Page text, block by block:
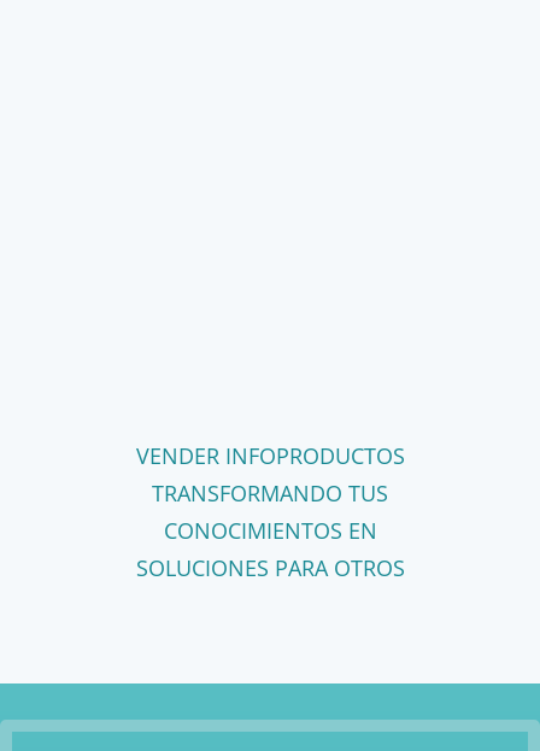
VENDER INFOPRODUCTOS
TRANSFORMANDO TUS
CONOCIMIENTOS EN
SOLUCIONES PARA OTROS